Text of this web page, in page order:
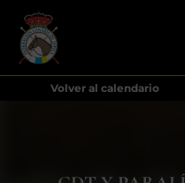
Volver al calendario